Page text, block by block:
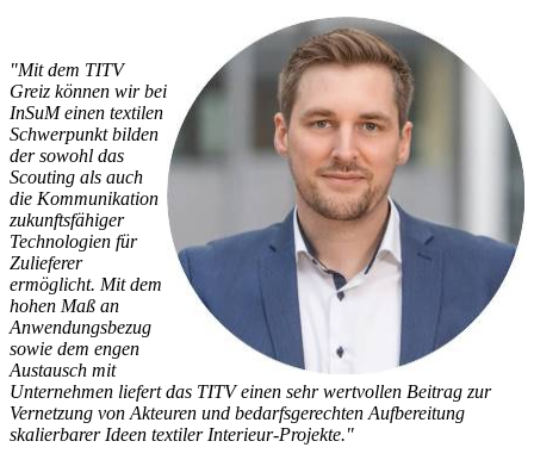
"Mit dem TITV
Greiz können wir bei
InSuM einen textilen
Schwerpunkt bilden
der sowohl das
Scouting als auch
die Kommunikation
zukunftsfähiger
Technologien für
Zulieferer
ermöglicht. Mit dem
hohen Maß an
Anwendungsbezug
sowie dem engen
Austausch mit
Unternehmen liefert das TITV einen sehr wertvollen Beitrag zur
Vernetzung von Akteuren und bedarfsgerechten Aufbereitung
skalierbarer Ideen textiler Interieur-Projekte."